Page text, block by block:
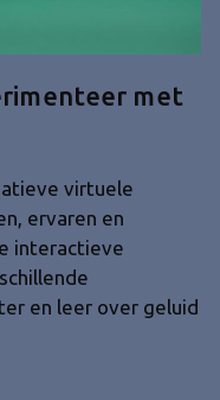
met
virtuele
ervaren en
interactieve
en leer over geluid